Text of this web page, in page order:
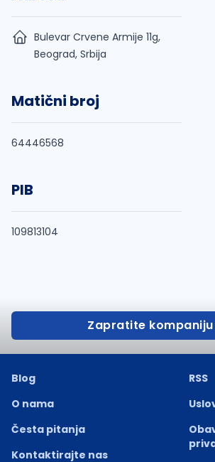
Bulevar Crvene Armije 11g,
Beograd, Srbija
Matični broj
64446568
PIB
109813104
Zapratite kompaniju
Blog
O nama
Česta pitanja
Kontaktirajte nas
RSS